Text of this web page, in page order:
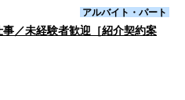
アルバイト・パート
事／未経験者歓迎［紹介契約案